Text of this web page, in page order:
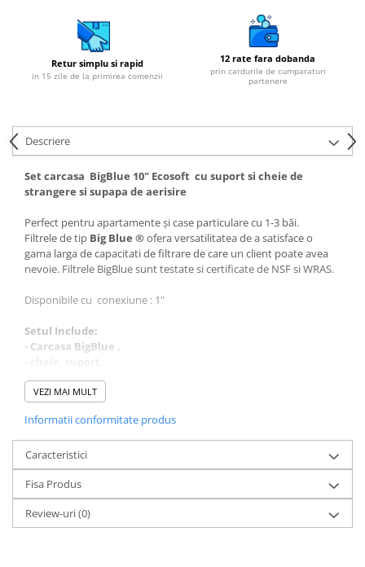
Retur simplu si rapid
in 15 zile de la primirea comenzii
12 rate fara dobanda
prin cardurile de cumparaturi
partenere
Descriere
Set carcasa BigBlue 10" Ecosoft cu suport si cheie de
strangere si supapa de aerisire
Perfect pentru apartamente și case particulare cu 1-3 băi.
Filtrele de tip Big Blue ®ofera versatilitatea de a satisface o
gama larga de capacitati de filtrare de care un client poate avea
nevoie. Filtrele BigBlue sunt testate si certificate de NSF si WRAS.
Disponibile cu conexiune : 1"
Setul Include:
- Carcasa BigBlue ,
*** NU INCLUDE CARTUS FILTRANT
Aplicatii :
Instalații rezidentiale
Sisteme de pre-filtrare
Industria alimentară
Laboratoarele industriale
Specificații
VEZI MAI MULT
Informatii conformitate produs
Caracteristici
Fisa Produs
Review-uri(0)